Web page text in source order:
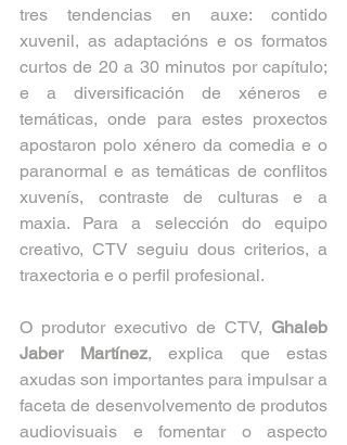
tres tendencias en auxe: contido
xuvenil, as adaptacións e os formatos
curtos de 20 a 30 minutos por capítulo;
e a diversificación de xéneros e
temáticas, onde para estes proxectos
apostaron polo xénero da comedia e o
paranormal e as temáticas de conflitos
xuvenís, contraste de culturas e a
maxia. Para a selección do equipo
creativo, CTV seguiu dous criterios, a
traxectoria e o perfil profesional.
O produtor executivo de CTV, Ghaleb
Jaber Martínez, explica que estas
axudas son importantes para impulsar a
faceta de desenvolvemento de produtos
audiovisuais e fomentar o aspecto